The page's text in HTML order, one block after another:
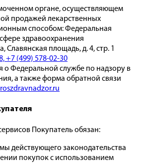
органе, осуществляющем
продажей лекарственных
способом: Федеральная
здравоохранения
Славянская площадь, д. 4, стр. 1
+7 (499) 578-02-30
о Федеральной службе по надзору в
а также форма обратной связи
roszdravnadzor.ru
Покупатель обязан:
действующего законодательства
покупок с использованием